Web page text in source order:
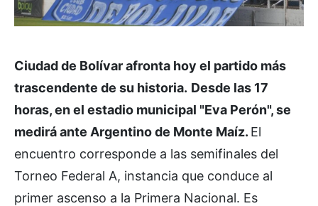
Ciudad de Bolívar afronta hoy el partido más
trascendente de su historia. Desde las 17
horas, en el estadio municipal "Eva Perón", se
medirá ante Argentino de Monte Maíz. El
encuentro corresponde a las semifinales del
Torneo Federal A, instancia que conduce al
primer ascenso a la Primera Nacional. Es